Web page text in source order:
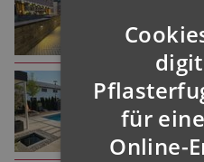
ROMEX®
Herzen
3/20/2025
Eine feste
für
Online-